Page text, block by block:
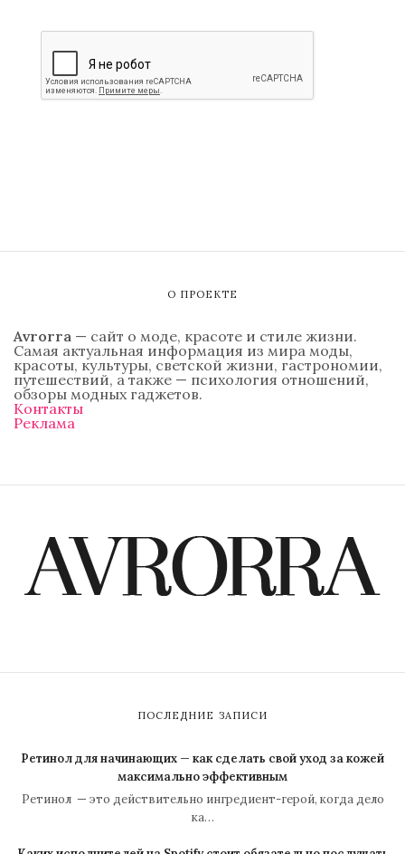
О ПРОЕКТЕ
Avrorra — сайт о моде, красоте и стиле жизни.
Самая актуальная информация из мира моды,
красоты, культуры, светской жизни, гастрономии,
путешествий, а также — психология отношений,
обзоры модных гаджетов.
Контакты
Реклама
ПОСЛЕДНИЕ ЗАПИСИ
Ретинол для начинающих — как сделать свой уход за кожей
максимально эффективным
Ретинол — это действительно ингредиент-герой, когда дело
ка…